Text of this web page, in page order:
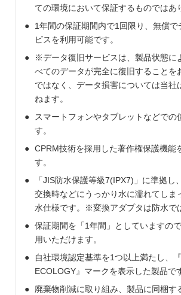
ての環境において保証するものではあ
1年間の保証期間内で1回限り、無償で
ビスを利用可能です。
※データ復旧サービスは、製品状態に
べてのデータが完全に復旧することを
ではなく、データ損害については当社
ねます。
スマートフォンやタブレットなどでの
す。
CPRM技術を採用した著作権保護機能
す。
「JIS防水保護等級7(IPX7)」に準拠し
交換時などにうっかり水に濡れてしま
水仕様です。※変換アダプタは防水で
保証期間を「1年間」としていますの
用いただけます。
自社環境認定基準を1つ以上満たし、
ECOLOGY』マークを表示した製品で
廃棄物削減に取り組み、製品に同梱す